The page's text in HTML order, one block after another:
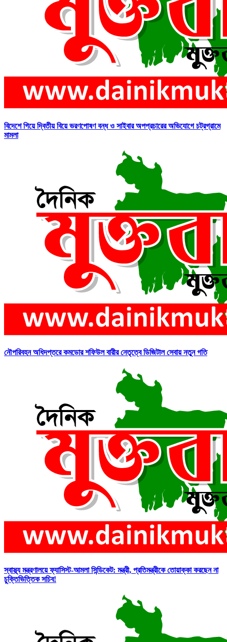
বিদেশে গিয়ে দ্বিতীয় বিয়ে ভরণপোষণ বন্ধ ও সাইবার অপপ্রচারের অভিযোগে চট্রগ্রামে
মামলা
নৌপরিবহন অধিদপ্তরে কমডোর শফিউল বারীর নেতৃত্বে ডিজিটাল সেবায় নতুন গতি
স্বাস্থ্য মন্ত্রণালয়ে ফ্যাসিস্ট-আমলা সিন্ডিকেট: মন্ত্রী, প্রতিমন্ত্রীকে তোয়াক্কা করছেন না
চুক্তিভিত্তিক সচিব!